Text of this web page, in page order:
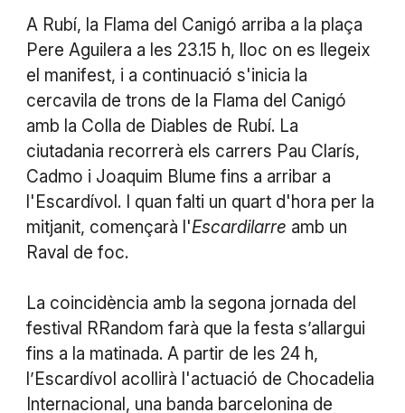
A Rubí, la Flama del Canigó arriba a la plaça
Pere Aguilera a les 23.15 h, lloc on es llegeix
el manifest, i a continuació s'inicia la
cercavila de trons de la Flama del Canigó
amb la Colla de Diables de Rubí. La
ciutadania recorrerà els carrers Pau Clarís,
Cadmo i Joaquim Blume fins a arribar a
l'Escardívol. I quan falti un quart d'hora per la
mitjanit, començarà l'Escardilarre amb un
Raval de foc.
La coincidència amb la segona jornada del
festival RRandom farà que la festa s’allargui
fins a la matinada. A partir de les 24 h,
l’Escardívol acollirà l'actuació de Chocadelia
Internacional, una banda barcelonina de